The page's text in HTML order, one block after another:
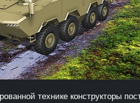
технике конструкторы